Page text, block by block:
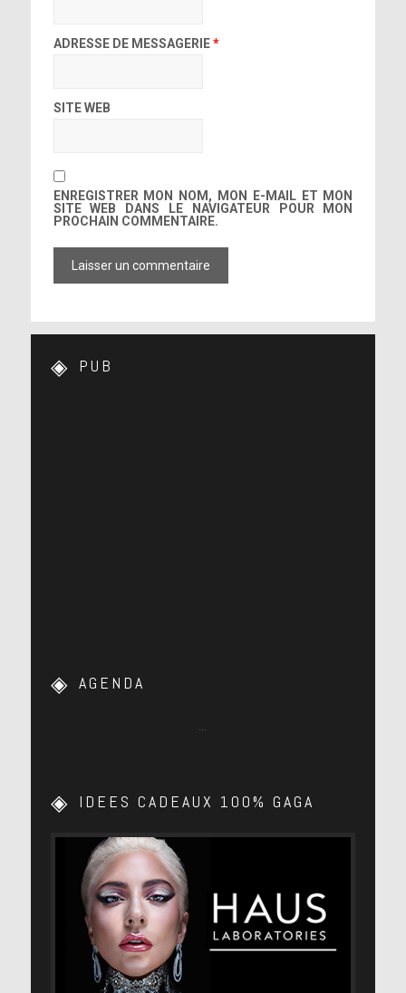
ADRESSE DE MESSAGERIE*
SITE WEB
ENREGISTRER MON NOM, MON E-MAIL ET MON
SITE WEB DANS LE NAVIGATEUR POUR MON
PROCHAIN COMMENTAIRE.
PUB
AGENDA
IDEES CADEAUX 100% GAGA